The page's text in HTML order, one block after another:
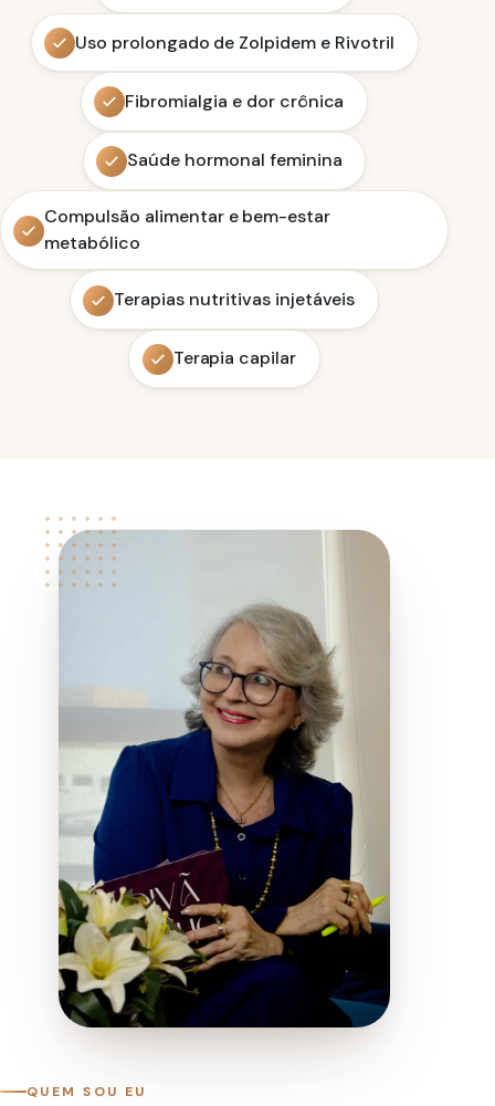
Uso prolongado de Zolpidem e Rivotril
Fibromialgia e dor crônica
Saúde hormonal feminina
Compulsão alimentar e bem-estar
metabólico
Terapias nutritivas injetáveis
Terapia capilar
QUEM SOU EU